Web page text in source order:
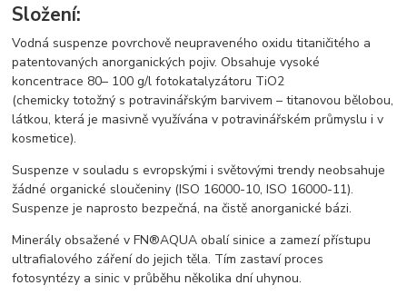
Složení:
Vodná suspenze povrchově neupraveného oxidu titaničitého a
patentovaných anorganických pojiv. Obsahuje vysoké
koncentrace 80– 100 g/l fotokatalyzátoru TiO2
(chemicky totožný s potravinářským barvivem – titanovou bělobou,
látkou, která je masivně využívána v potravinářském průmyslu i v
kosmetice).
Suspenze v souladu s evropskými i světovými trendy neobsahuje
žádné organické sloučeniny (ISO 16000-10, ISO 16000-11).
Suspenze je naprosto bezpečná, na čistě anorganické bázi.
Minerály obsažené v FN®AQUA obalí sinice a zamezí přístupu
ultrafialového záření do jejich těla. Tím zastaví proces
fotosyntézy a sinic v průběhu několika dní uhynou.